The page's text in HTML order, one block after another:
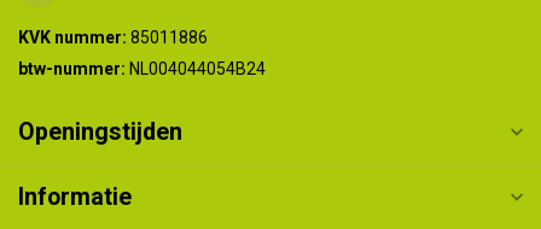
KVK nummer: 85011886
btw-nummer: NL004044054B24
Openingstijden
Informatie